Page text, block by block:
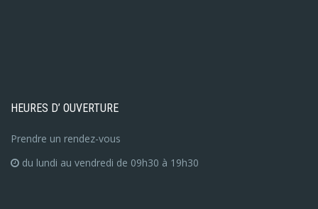
HEURES D’ OUVERTURE
Prendre un rendez-vous
du lundi au vendredi de 09h30 à 19h30